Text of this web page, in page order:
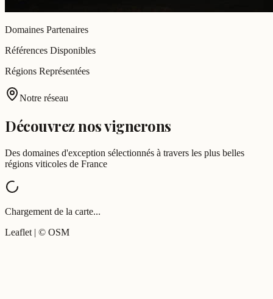
Domaines Partenaires
Références Disponibles
Régions Représentées
Notre réseau
Découvrez nos vignerons
Des domaines d'exception sélectionnés à travers les plus belles
régions viticoles de France
Chargement de la carte...
Leaflet | © OSM